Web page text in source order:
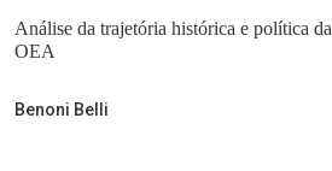
Análise da trajetória histórica e política da
OEA
Benoni Belli